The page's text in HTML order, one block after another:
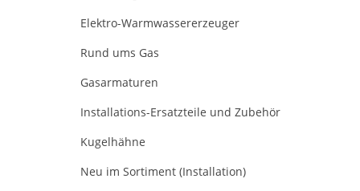
Elektro-Warmwassererzeuger
Rund ums Gas
Gasarmaturen
Installations-Ersatzteile und Zubehör
Kugelhähne
Neu im Sortiment (Installation)